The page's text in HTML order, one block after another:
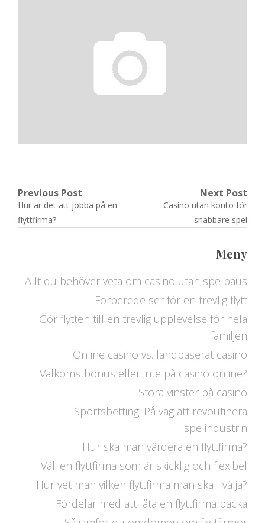
Post
navigation
Previous Post
Previous
post:
Hur är det att jobba på en
flyttfirma?
Next Post
Next
Casino utan konto för
snabbare spel
Meny
Allt du behöver veta om casino utan spelpaus
Förberedelser för en trevlig flytt
Gör flytten till en trevlig upplevelse för hela
familjen
Online casino vs. landbaserat casino
Välkomstbonus eller inte på casino online?
Stora vinster på casino
Sportsbetting: På väg att revoutinera
spelindustrin
Hur ska man värdera en flyttfirma?
Välj en flyttfirma som är skicklig och flexibel
Hur vet man vilken flyttfirma man skall välja?
Fördelar med att låta en flyttfirma packa